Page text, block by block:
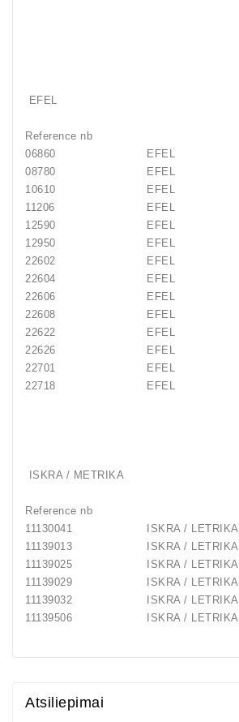
EFEL
Reference nb
06860
EFEL
08780
EFEL
10610
EFEL
11206
EFEL
12590
EFEL
12950
EFEL
22602
EFEL
22604
EFEL
22606
EFEL
22608
EFEL
22622
EFEL
22626
EFEL
22701
EFEL
22718
EFEL
ISKRA / METRIKA
Reference nb
11130041
ISKRA / LETRIKA
11139013
ISKRA / LETRIKA
11139025
ISKRA / LETRIKA
11139029
ISKRA / LETRIKA
11139032
ISKRA / LETRIKA
11139506
ISKRA / LETRIKA
Atsiliepimai